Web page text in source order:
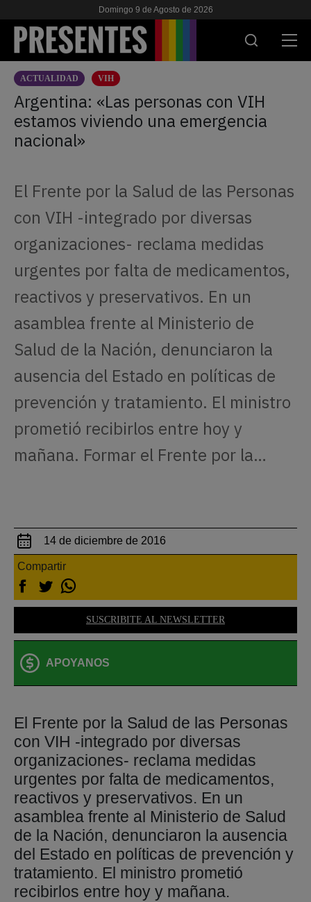
Domingo 9 de Agosto de 2026
ACTUALIDAD
INVESTIGACIONES
ESCUELA
NOSOTRES
ACTUALIDAD VIH
Argentina: «Las personas con VIH
estamos viviendo una emergencia
nacional»
El Frente por la Salud de las Personas
con VIH -integrado por diversas
organizaciones- reclama medidas
urgentes por falta de medicamentos,
reactivos y preservativos. En un
asamblea frente al Ministerio de
Salud de la Nación, denunciaron la
ausencia del Estado en políticas de
prevención y tratamiento. El ministro
prometió recibirlos entre hoy y
mañana. Formar el Frente por la…
14 de diciembre de 2016
Compartir
SUSCRIBITE AL NEWSLETTER
APOYANOS
El Frente por la Salud de las Personas
con VIH -integrado por diversas
organizaciones- reclama medidas
urgentes por falta de medicamentos,
reactivos y preservativos. En un
asamblea frente al Ministerio de Salud
de la Nación, denunciaron la ausencia
del Estado en políticas de prevención y
tratamiento. El ministro prometió
recibirlos entre hoy y mañana.